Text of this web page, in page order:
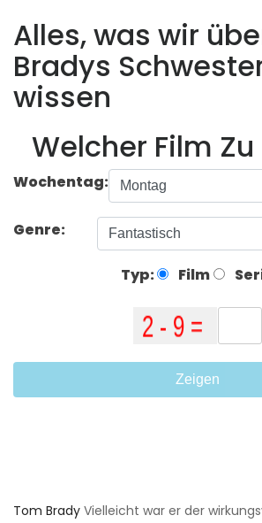
Alles, was wir
Bradys
wissen
Welcher Film Zu
Wochentag:
Genre:
Typ: Film
Zeigen
Tom Brady Vielleicht war er der